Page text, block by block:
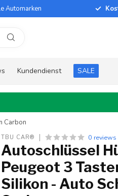
Automarken
Kundendienst SALE
Carbon
TBU CAR® 0 reviews
Autoschlüssel
Peugeot 3
Silikon - Auto